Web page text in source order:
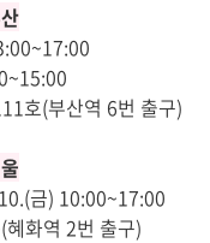
호(부산역 6번 출구)
금) 10:00~17:00
화역 2번 출구)